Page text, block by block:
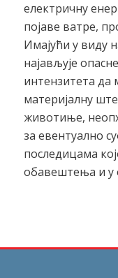
електричну
појаве ватре,
Имајући у виду
најављује
интензитета да
материјалну
животиње,
за евентуално
последицама
обавештења и у